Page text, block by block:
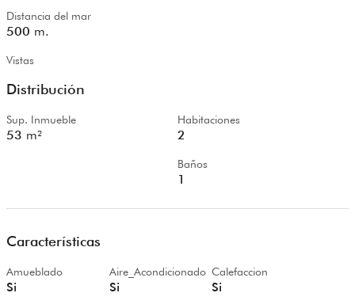
Distancia del mar
500 m.
Vistas
Distribución
Sup. Inmueble
53 m²
Habitaciones
2
Baños
1
Características
Amueblado
Si
Aire_Acondicionado
Si
Calefaccion
Si